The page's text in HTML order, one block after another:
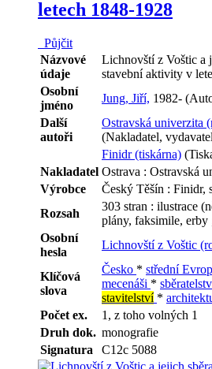
letech 1848-1928
Půjčit
Názvové
údaje
Lichnovští z Voštic a
stavební aktivity v
Osobní
jméno
Jung, Jiří, 1982-
Další
autoři
Ostravská univerzita
(Nakladatel,
Finidr (tiskárna)
Nakladatel Ostrava : Ostravská
Výrobce
Český Těšín : Finidr,
Rozsah
303 stran : ilustrace
plány, faksimile, erby
Osobní
hesla
Lichnovští z Voštic
Klíčová
slova
Česko * střední
mecenáši *
stavitelství *
Počet ex.
1, z toho volných 1
Druh dok. monografie
Signatura
C12c 5088